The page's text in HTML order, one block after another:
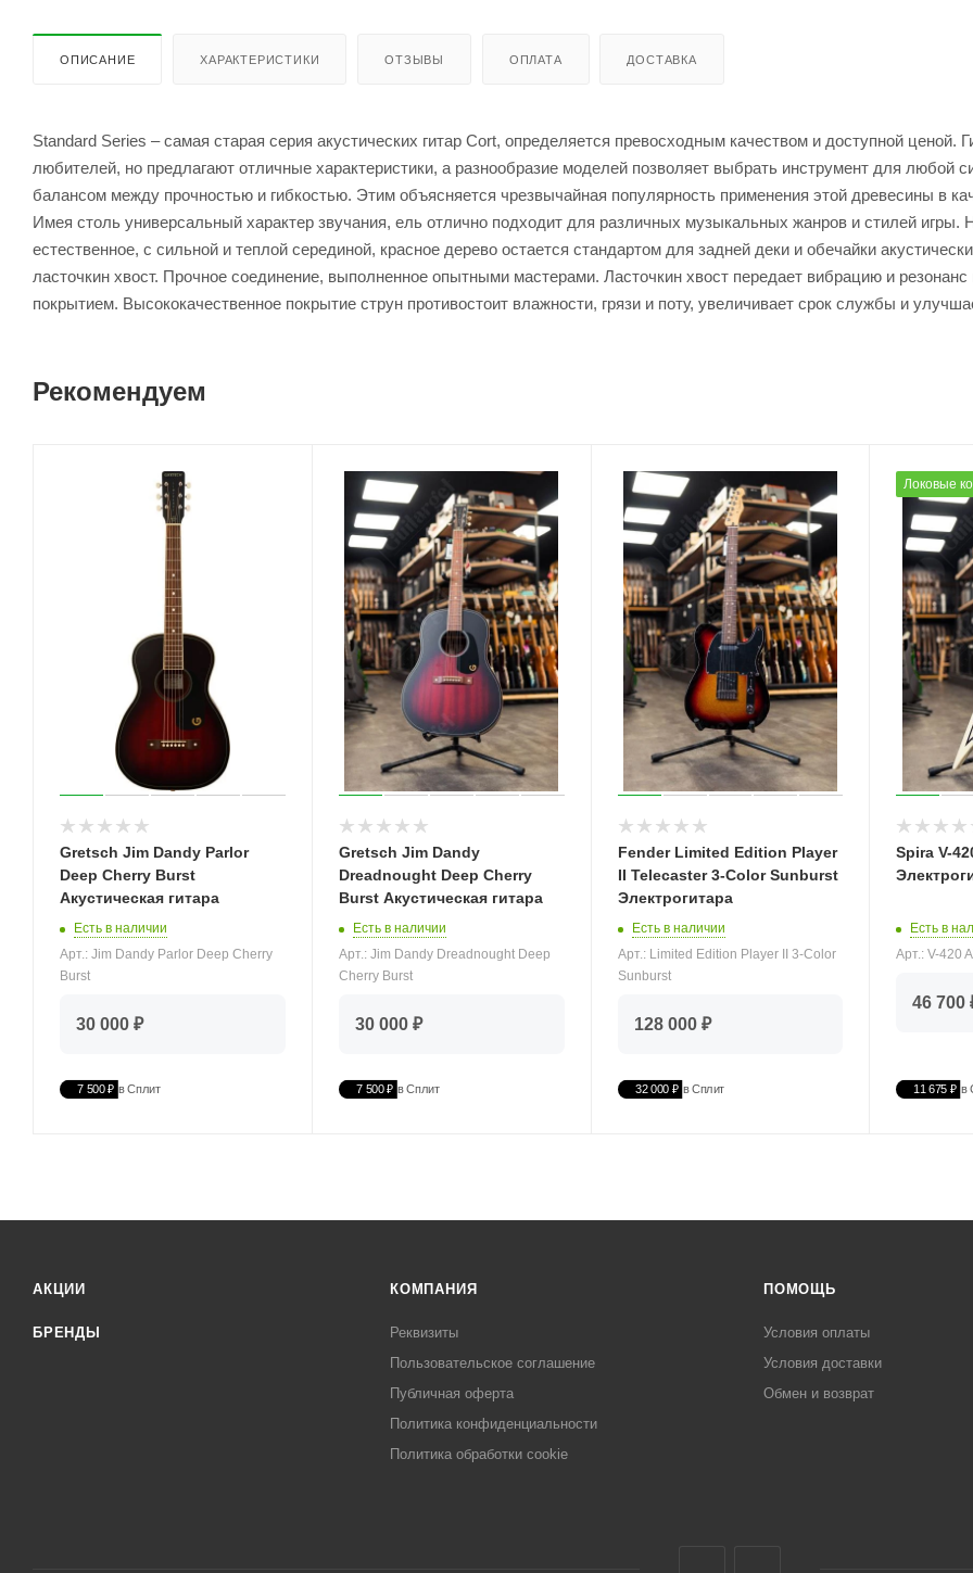
ОПИСАНИЕ ХАРАКТЕРИСТИКИ ОТЗЫВЫ ОПЛАТА ДОСТАВКА
Standard Series – самая старая серия акустических гитар Cort, определяется превосходным качеством и доступной
любителей, но предлагают отличные характеристики, а разнообразие моделей позволяет выбрать инструмент для любой
балансом между прочностью и гибкостью. Этим объясняется чрезвычайная популярность применения этой древесины в
Имея столь универсальный характер звучания, ель отлично подходит для различных музыкальных жанров и стилей игры.
естественное, с сильной и теплой серединой, красное дерево остается стандартом для задней деки и обечайки
ласточкин хвост. Прочное соединение, выполненное опытными мастерами. Ласточкин хвост передает вибрацию и
покрытием. Высококачественное покрытие струн противостоит влажности, грязи и поту, увеличивает срок службы и
Рекомендуем
Gretsch Jim Dandy Parlor
Deep Cherry Burst
Акустическая гитара
Есть в наличии
Арт.: Jim Dandy Parlor Deep Cherry
Burst
30 000 ₽
7 500 ₽ в Сплит
Gretsch Jim Dandy
Dreadnought Deep Cherry
Burst Акустическая гитара
Есть в наличии
Арт.: Jim Dandy Dreadnought Deep
Cherry Burst
30 000 ₽
7 500 ₽ в Сплит
Fender Limited Edition Player
II Telecaster 3-Color Sunburst
Электрогитара
Есть в наличии
Арт.: Limited Edition Player II 3-Color
Sunburst
128 000 ₽
32 000 ₽ в Сплит
Локовые
Spira V-
Есть в
Арт.: V-420
46 700
11 675 ₽ в
АКЦИИ
БРЕНДЫ
КОМПАНИЯ
Реквизиты
Пользовательское соглашение
Публичная оферта
Политика конфиденциальности
Политика обработки cookie
ПОМОЩЬ
Условия оплаты
Условия доставки
Обмен и возврат